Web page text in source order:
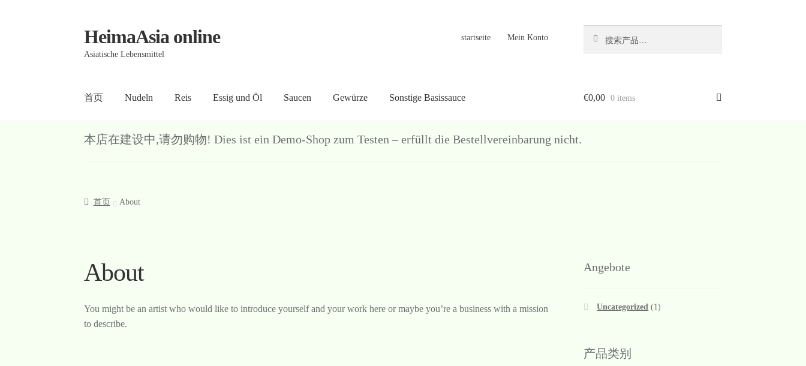
Skip
Skip
HeimaAsia online
Asiatische Lebensmittel
startseite Mein Konto
索：
首页 Nudeln Reis Essig und Öl Saucen Gewürze Sonstige Basissauce
首页About AGB Contact Datenschutz Kasse Mein Konto Warenkorb Welcome Widerrufsformular 关于 联系
€0,00 0 items
本店在建设中,请勿购物! Dies ist ein Demo-Shop zum Testen – erfüllt die Bestellvereinbarung nicht.
首页 About
About
You might be an artist who would like to introduce yourself and your work here or maybe you’re a business with a mission
to describe.
Angebote
Uncategorized (1)
产品类别